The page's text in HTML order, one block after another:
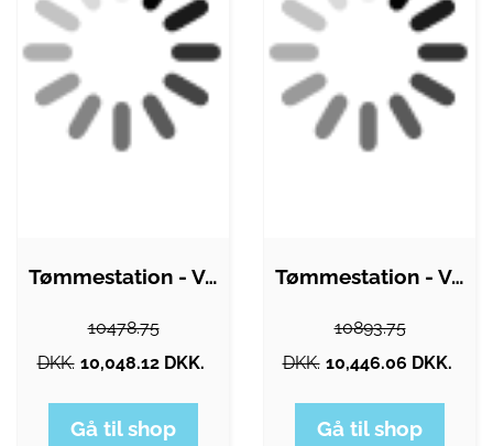
Tømmestation - Value
10478.75
DKK. 10,048.12 DKK.
Gå til shop
Tømmestation - Value
10893.75
DKK. 10,446.06 DKK.
Gå til shop